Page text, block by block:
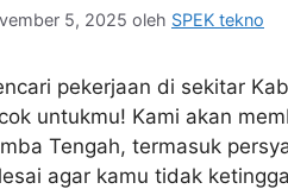
5, 2025 oleh SPEK tekno
pekerjaan di sekitar
untukmu! Kami akan
Tengah, termasuk
agar kamu tidak